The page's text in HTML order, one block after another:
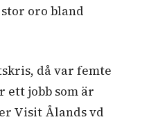
oro bland
då var femte
ett jobb som är
Visit Ålands vd